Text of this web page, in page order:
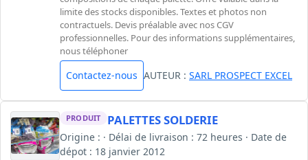
limite des stocks disponibles. Textes et photos non
contractuels. Devis préalable avec nos CGV
professionnelles. Pour des informations supplémentaires,
nous téléphoner
Contactez-nous AUTEUR : SARL PROSPECT EXCEL
PRODUIT PALETTES SOLDERIE
Origine : · Délai de livraison : 72 heures · Date de
dépot : 18 janvier 2012